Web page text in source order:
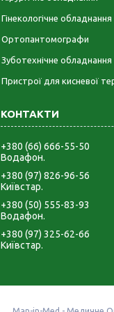
Гінекологічне обладнання
Ортопантомографи
Зуботехнічне обладнання
Пристрої для кисневої
+380 (66) 666-55-50
Водафон.
+380 (97) 826-96-56
Київстар.
+380 (50) 555-83-93
Водафон.
+380 (97) 325-62-66
Київстар.